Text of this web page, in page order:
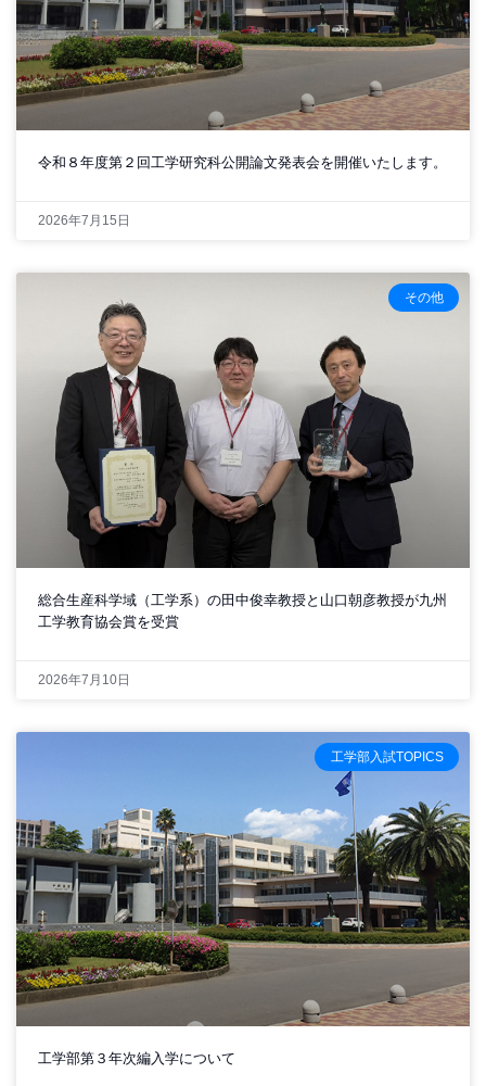
令和８年度第２回工学研究科公開論文発表会を開催いたします。
2026年7月15日
その他
総合生産科学域（工学系）の田中俊幸教授と山口朝彦教授が九州
工学教育協会賞を受賞
2026年7月10日
工学部入試TOPICS
工学部第３年次編入学について